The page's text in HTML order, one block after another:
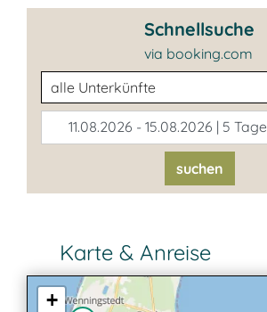
Schnellsuche
via booking.com
Unterkunftsart
11.08.2026 - 15.08.2026 | 5 Tage
suchen
Karte & Anreise
+